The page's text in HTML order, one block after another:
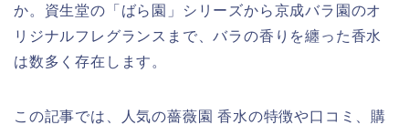
か。資生堂の「ばら園」シリーズから京成バラ園のオ
リジナルフレグランスまで、バラの香りを纏った香水
は数多く存在します。
この記事では、人気の薔薇園 香水の特徴や口コミ、購